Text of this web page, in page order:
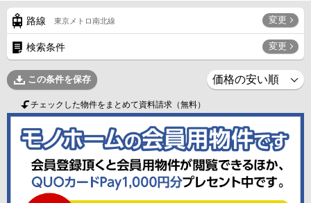
路線 東京メトロ南北線 変更
検索条件 変更
この条件を保存
チェックした物件をまとめて資料請求（無料）